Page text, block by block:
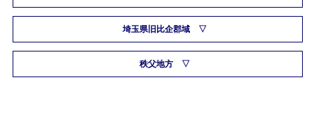
埼玉県旧比企郡域
秩父地方